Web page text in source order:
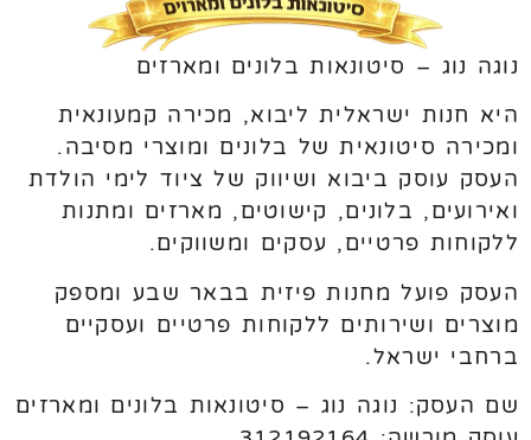
נוגה נוג – סיטונאות בלונים ומארזים
היא חנות ישראלית ליבוא, מכירה קמעונאית
ומכירה סיטונאית של בלונים ומוצרי מסיבה.
העסק עוסק ביבוא ושיווק של ציוד לימי הולדת
ואירועים, בלונים, קישוטים, מארזים ומתנות
ללקוחות פרטיים, עסקים ומשווקים.
העסק פועל מחנות פיזית בבאר שבע ומספק
מוצרים ושירותים ללקוחות פרטיים ועסקיים
ברחבי ישראל.
שם העסק: נוגה נוג – סיטונאות בלונים ומארזים